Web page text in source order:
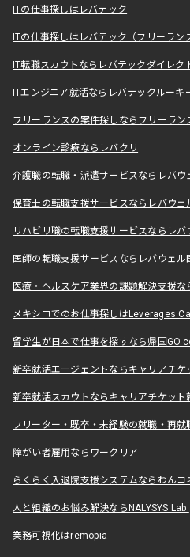
ITの仕事探しはレバテック
ITの仕事探しはレバテック（フリーラン
IT転職スカウトならレバテックダイレク
ITエンジニア就活ならレバテックルーキ
フリーランスの案件探しならフリーラン
オンライン診療ならレバクリ
介護職の転職・派遣サービスならレバウ
保育士の転職支援サービスならレバウェ
リハビリ職の転職支援サービスならレバ
医師の転職支援サービスならレバウェル
医療・ヘルスケア業界の課題解決支援
メキシコでのお仕事探しはLeverages
留学生が日本で仕事を探すなら帰国
新卒就活エージェントならキャリアチケ
新卒就活スカウトならキャリアチケット
フリーター・既卒・未経験の就職・再就
障がい者雇用ならワークリア
らくらく入退院支援システムならわんコ
人と組織のお悩み解決ならNALYSYS Lab.
業務可視化はremopia